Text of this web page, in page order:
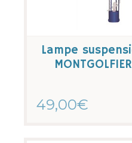
Lampe
49,00€